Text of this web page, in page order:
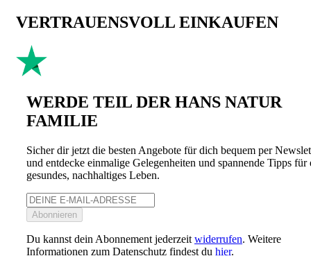
VERTRAUENSVOLL EINKAUFEN
WERDE TEIL DER HANS NATUR
FAMILIE
Sicher dir jetzt die besten Angebote für dich bequem per
und entdecke einmalige Gelegenheiten und spannende Tipps für
gesundes, nachhaltiges Leben.
Abonnieren
Du kannst dein Abonnement jederzeit widerrufen. Weitere
Informationen zum Datenschutz findest du hier.